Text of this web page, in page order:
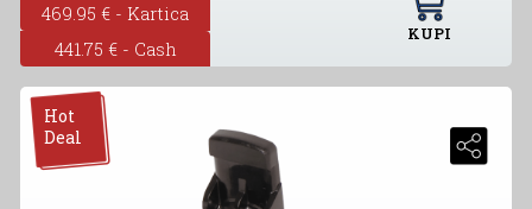
469.95 € - Kartica
441.75 € - Cash
KUPI
Hot
Deal